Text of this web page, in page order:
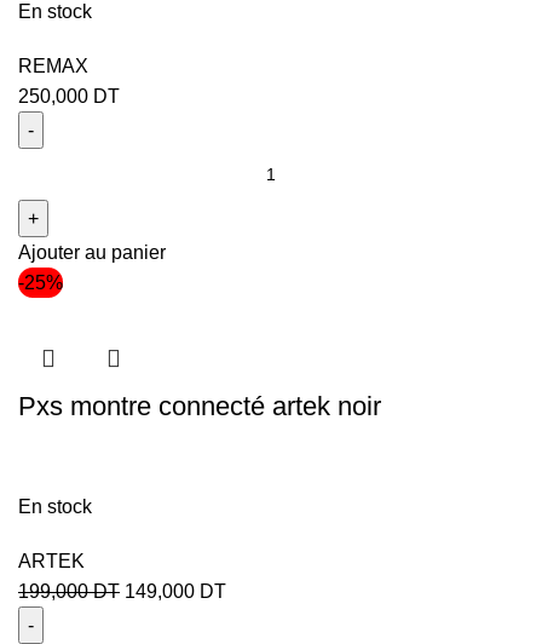
En stock
REMAX
250,000 DT
Ajouter au panier
-25%
Pxs montre connecté artek noir
En stock
ARTEK
199,000DT 149,000 DT